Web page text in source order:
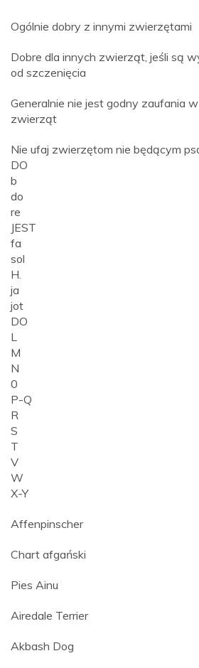
Ogólnie dobry z innymi zwierzętami
Dobre dla innych zwierząt, jeśli są
od szczenięcia
Generalnie nie jest godny zaufania
zwierząt
Nie ufaj zwierzętom nie będącym
DO
b
do
re
JEST
fa
sol
H.
ja
jot
DO
L
M
N
0
P-Q
R
S
T
V
W
X-Y
Affenpinscher
Chart afgański
Pies Ainu
Airedale Terrier
Akbash Dog